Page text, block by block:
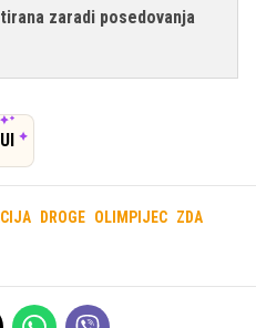
zaradi posedovanja
UI
DROGE OLIMPIJEC ZDA